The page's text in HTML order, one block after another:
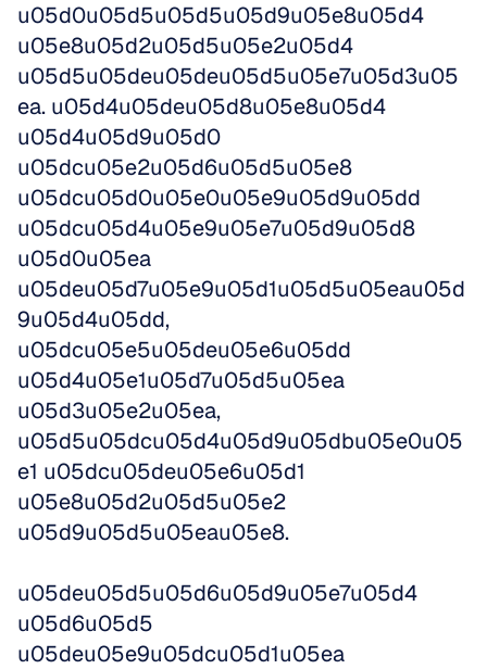
u05d0u05d5u05d5u05d9u05e8u05d4
u05e8u05d2u05d5u05e2u05d4
u05d5u05deu05deu05d5u05e7u05d3u05
ea. u05d4u05deu05d8u05e8u05d4
u05d4u05d9u05d0
u05dcu05e2u05d6u05d5u05e8
u05dcu05d0u05e0u05e9u05d9u05dd
u05dcu05d4u05e9u05e7u05d9u05d8
u05d0u05ea
u05deu05d7u05e9u05d1u05d5u05eau05d
9u05d4u05dd,
u05dcu05e5u05deu05e6u05dd
u05d4u05e1u05d7u05d5u05ea
u05d3u05e2u05ea,
u05d5u05dcu05d4u05d9u05dbu05e0u05
e1 u05dcu05deu05e6u05d1
u05e8u05d2u05d5u05e2
u05d9u05d5u05eau05e8.
u05deu05d5u05d6u05d9u05e7u05d4
u05d6u05d5
u05deu05e9u05dcu05d1u05ea